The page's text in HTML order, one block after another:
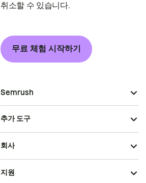
취소할 수 있습니다.
무료 체험 시작하기
Semrush
추가 도구
회사
지원